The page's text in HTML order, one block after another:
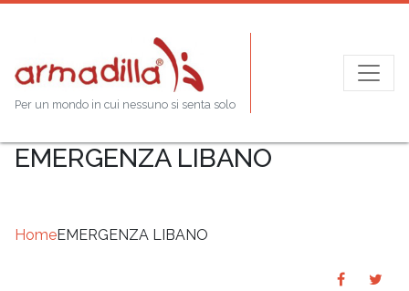
Per un mondo in cui nessuno si senta solo
EMERGENZA LIBANO
HomeEMERGENZA LIBANO
Share